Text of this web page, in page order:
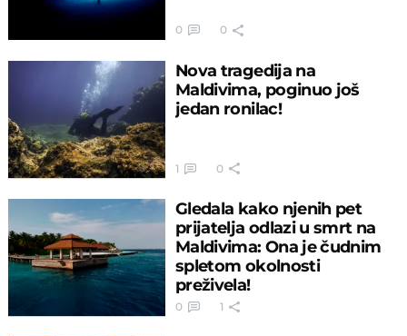
0 0
Nova tragedija na
Maldivima, poginuo još
jedan ronilac!
1 0
Gledala kako njenih pet
prijatelja odlazi u smrt na
Maldivima: Ona je čudnim
spletom okolnosti
preživela!
0 1